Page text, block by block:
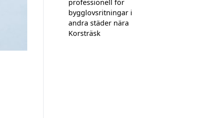
professionell för
bygglovsritningar i
andra städer nära
Korsträsk